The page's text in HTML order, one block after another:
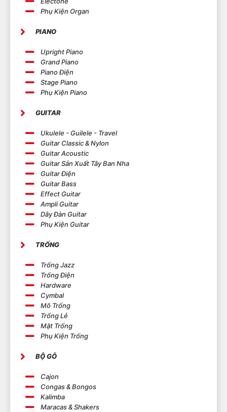
Phụ Kiện Organ
PIANO
Upright Piano
Grand Piano
Piano Điện
Stage Piano
Phụ Kiện Piano
GUITAR
Ukulele - Guilele - Travel
Guitar Classic & Nylon
Guitar Acoustic
Guitar Sản Xuất Tây Ban Nha
Guitar Điện
Guitar Bass
Effect Guitar
Ampli Guitar
Dây Đàn Guitar
Phụ Kiện Guitar
TRỐNG
Trống Jazz
Trống Điện
Hardware
Cymbal
Mõ Trống
Trống Lẻ
Mặt Trống
Phụ Kiện Trống
BỘ GÕ
Cajon
Congas & Bongos
Kalimba
Maracas & Shakers